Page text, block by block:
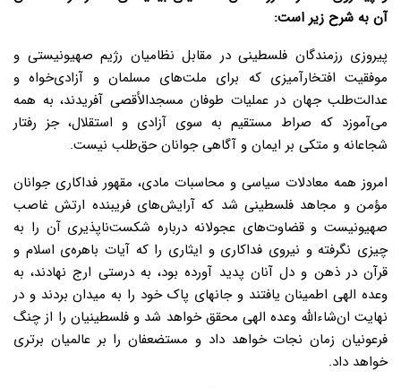
آن به شرح زیر است:
پیروزی‌ رزمندگان فلسطینی در مقابل نظامیان رژیم صهیونیستی و
موفقیت‌ افتخارآمیزی‌ که‌ برای‌ ملت‌‌های مسلمان و آزادی‌خواه و
عدالت‌طلب جهان در عملیات طوفان مسجدالأقصی آفریدند، به‌ همه‌
می‌آموزد که‌ صراط مستقیم‌ به‌ سوی‌ آزادی‌ و استقلال‌، جز رفتار
شجاعانه‌ و متکی‌ بر ایمان‌ و آگاهی‌ جوانان حق‌طلب‌ نیست‌.
امروز همه‌ معادلات‌ سیاسی‌ و محاسبات‌ مادی‌، مقهور فداکاری‌ جوانان‌
مؤمن‌ و مجاهد فلسطینی شد که‌ آرایش‌های‌ فریبنده‌ ارتش‌ غاصب‌
صهیونیست‌ و قضاوت‌های‌ عجولانه‌ درباره‌ شکست‌ناپذیری‌ آن‌ را به‌
چیزی‌ نگرفته‌ و نیروی‌ فداکاری‌ و ایثاری‌ را که‌ آیات‌ باهره‌‌ی اسلام‌ و
قرآن‌ در ذهن‌ و دل‌ آنان‌ پدید آورده‌ بود، به‌ درستی‌ ارج‌ نهادند، به‌
وعده‌ الهی‌ اطمینان‌ یافتند و جانهای‌ پاک خود را به‌ میدان‌ بردند و در
نهایت ان‌شاءالله وعده الهی محقق خواهد شد و فلسطینیان را از چنگ
فرعونیان زمان نجات خواهد داد و مستضعفان را بر عالمیان برترى
خواهد داد.